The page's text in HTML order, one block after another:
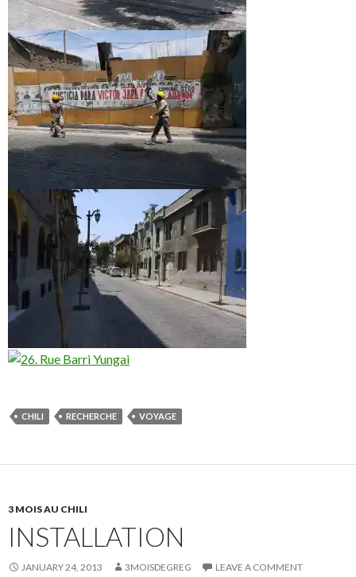
CHILI RECHERCHE VOYAGE
3 MOIS AU CHILI
INSTALLATION
JANUARY 24, 2013 3MOISDEGREG LEAVE A COMMENT